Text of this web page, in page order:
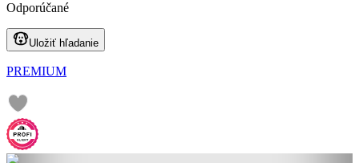
Odporúčané
Uložiť hľadanie
PREMIUM